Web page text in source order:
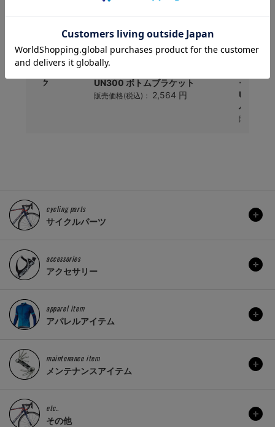
ェーン(ク
Shimano(シマノ) BB-
UN300 ボトムブラケット
販売価格(税込)： 2,564 円
ーカブ
URBAN(
バン)..
販売価格(
cycling parts
サイクルパーツ
accessories
アクセサリー
apparel item
アパレルアイテム
maintenance item
メンテナンスアイテム
etc..
その他